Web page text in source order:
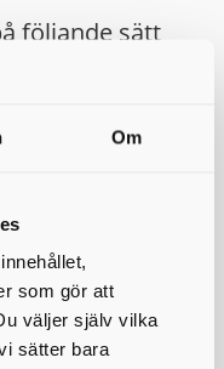
Om
som gör att
väljer själv vilka
sätter bara
följande sätt
gällande rätt om du
anledning att
är sanningsenlig.